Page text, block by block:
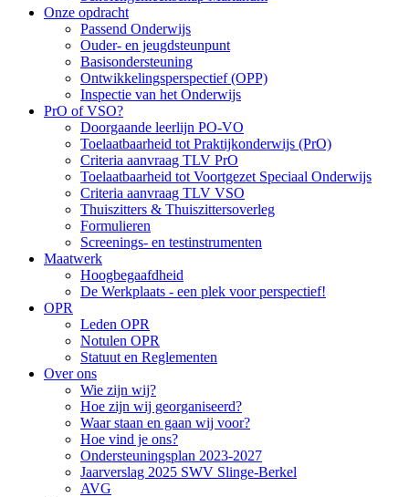
Onze opdracht
Passend Onderwijs
Ouder- en jeugdsteunpunt
Basisondersteuning
Ontwikkelingsperspectief (OPP)
Inspectie van het Onderwijs
PrO of VSO?
Doorgaande leerlijn PO-VO
Toelaatbaarheid tot Praktijkonderwijs (PrO)
Criteria aanvraag TLV PrO
Toelaatbaarheid tot Voortgezet Speciaal Onderwijs
Criteria aanvraag TLV VSO
Thuiszitters & Thuiszittersoverleg
Formulieren
Screenings- en testinstrumenten
Maatwerk
Hoogbegaafdheid
De Werkplaats - een plek voor perspectief!
OPR
Leden OPR
Notulen OPR
Statuut en Reglementen
Over ons
Wie zijn wij?
Hoe zijn wij georganiseerd?
Waar staan en gaan wij voor?
Hoe vind je ons?
Ondersteuningsplan 2023-2027
Jaarverslag 2025 SWV Slinge-Berkel
AVG